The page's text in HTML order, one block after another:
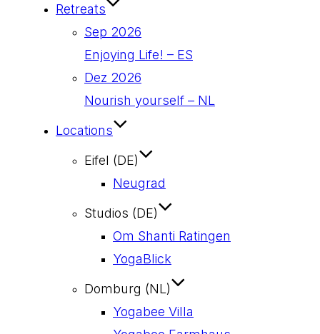
Retreats
Sep 2026
Enjoying Life! – ES
Dez 2026
Nourish yourself – NL
Locations
Eifel (DE)
Neugrad
Studios (DE)
Om Shanti Ratingen
YogaBlick
Domburg (NL)
Yogabee Villa